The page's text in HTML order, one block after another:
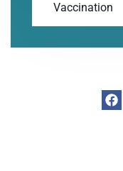
Vaccination